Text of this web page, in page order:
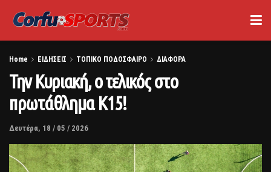
Home ΕΙΔΗΣΕΙΣ ΤΟΠΙΚΟ ΠΟΔΟΣΦΑΙΡΟ ΔΙΑΦΟΡΑ
Την Κυριακή, ο τελικός στο
πρωτάθλημα Κ15!
Δευτέρα, 18 / 05 / 2026